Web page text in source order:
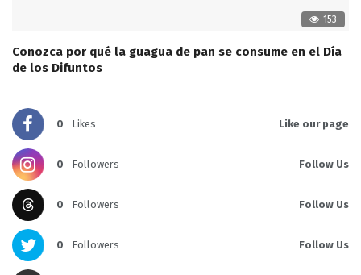
153
Conozca por qué la guagua de pan se consume en el Día
de los Difuntos
0 Likes Like our page
0 Followers Follow Us
0 Followers Follow Us
0 Followers Follow Us